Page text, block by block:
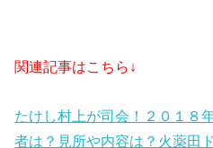
関連記事はこちら↓
たけし村上が司会！２０１８
者は？見所や内容は？火薬田